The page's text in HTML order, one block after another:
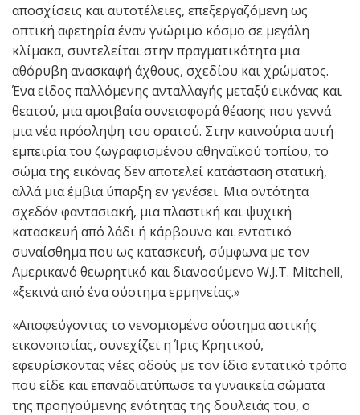
αποσχίσεις και αυτοτέλειες, επεξεργαζόμενη ως
οπτική αφετηρία έναν γνώριμο κόσμο σε μεγάλη
κλίμακα, συντελείται στην πραγματικότητα μια
αθόρυβη ανασκαφή άχθους, σχεδίου και χρώματος.
Ένα είδος παλλόμενης ανταλλαγής μεταξύ εικόνας και
θεατού, μια αμοιβαία συνεισφορά θέασης που γεννά
μια νέα πρόσληψη του ορατού. Στην καινούρια αυτή
εμπειρία του ζωγραφισμένου αθηναϊκού τοπίου, το
σώμα της εικόνας δεν αποτελεί κατάσταση στατική,
αλλά μια έμβια ύπαρξη εν γενέσει. Μια οντότητα
σχεδόν φαντασιακή, μια πλαστική και ψυχική
κατασκευή από λάδι ή κάρβουνο και εντατικό
συναίσθημα που ως κατασκευή, σύμφωνα με τον
Αμερικανό θεωρητικό και διανοούμενο W.J.T. Mitchell,
«ξεκινά από ένα σύστημα ερμηνείας.»
«Αποφεύγοντας το νενομισμένο σύστημα αστικής
εικονοποιίας, συνεχίζει η Ίρις Κρητικού,
εφευρίσκοντας νέες οδούς με τον ίδιο εντατικό τρόπο
που είδε και επαναδιατύπωσε τα γυναικεία σώματα
της προηγούμενης ενότητας της δουλειάς του, ο